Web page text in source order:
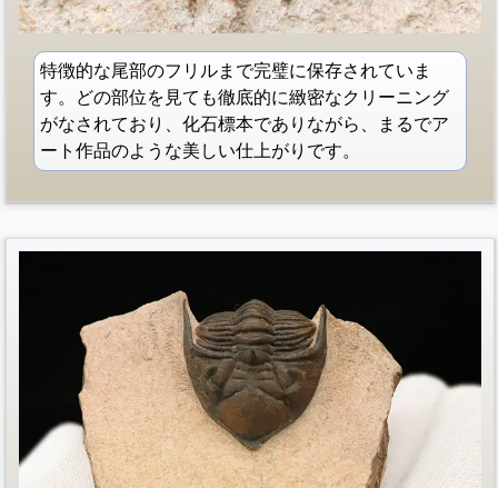
特徴的な尾部のフリルまで完璧に保存されていま
す。どの部位を見ても徹底的に緻密なクリーニング
がなされており、化石標本でありながら、まるでア
ート作品のような美しい仕上がりです。